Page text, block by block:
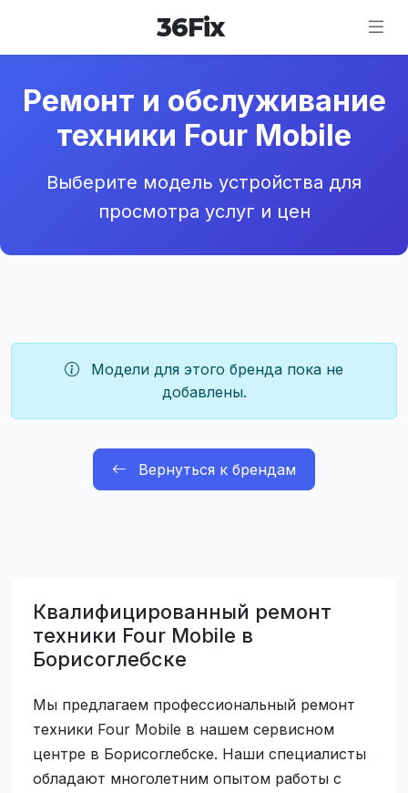
36Fix
Ремонт и обслуживание
техники Four Mobile
Выберите модель устройства для
просмотра услуг и цен
Модели для этого бренда пока не
добавлены.
Вернуться к брендам
Квалифицированный ремонт
техники Four Mobile в
Борисоглебске
Мы предлагаем профессиональный ремонт
техники Four Mobile в нашем сервисном
центре в Борисоглебске. Наши специалисты
обладают многолетним опытом работы с